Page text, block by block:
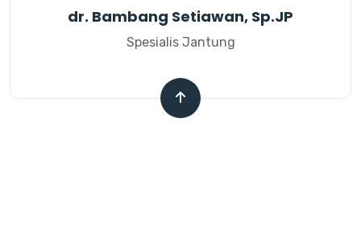
dr. Bambang Setiawan, Sp.JP
Spesialis Jantung